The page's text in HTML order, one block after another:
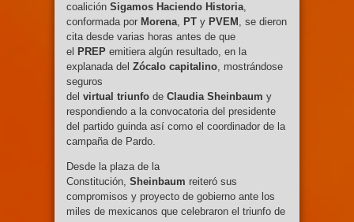
coalición Sigamos Haciendo Historia,
conformada por Morena, PT y PVEM , se dieron
cita desde varias horas antes de que
el PREP emitiera algún resultado, en la
explanada del Zócalo capitalino, mostrándose
seguros
del virtual triunfo de Claudia Sheinbaum y
respondiendo a la convocatoria del presidente
del partido guinda así como el coordinador de la
campaña de Pardo.
Desde la plaza de la
Constitución, Sheinbaum reiteró sus
compromisos y proyecto de gobierno ante los
miles de mexicanos que celebraron el triunfo de